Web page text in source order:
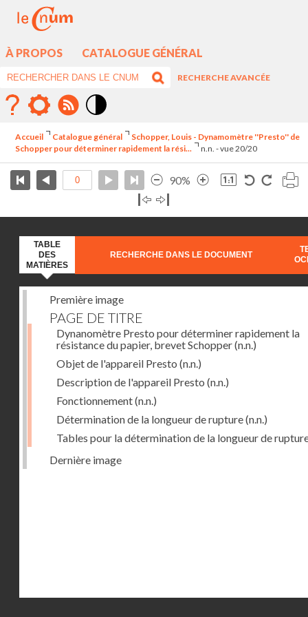
À PROPOS CATALOGUE GÉNÉRAL
RECHERCHE AVANCÉE
élévé
Accueil Catalogue général
Schopper, Louis - Dynamomètre ''Presto'' de
Schopper pour déterminer rapidement la rési...
n.n. - vue 20/20
90%
TABLE
DES
MATIÈRES
RECHERCHE DANS LE DOCUMENT
Première image
PAGE DE TITRE
Dynanomètre Presto pour déterminer rapidement la
résistance du papier, brevet Schopper(n.n.)
Objet de l'appareil Presto (n.n.)
Description de l'appareil Presto (n.n.)
Fonctionnement(n.n.)
Détermination de la longueur de rupture(n.n.)
Tables pour la détermination de la longueur de
Dernière image